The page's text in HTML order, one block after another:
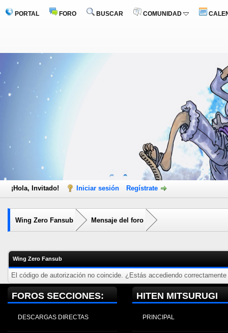
PORTAL FORO BUSCAR COMUNIDAD
¡Hola, Invitado! Iniciar sesión Regístrate
Wing Zero Fansub Mensaje del foro
Wing Zero Fansub
El código de autorización no coincide. ¿Estás accediendo
FOROS SECCIONES:
DESCARGAS DIRECTAS
HITEN MITSURUGI
PRINCIPAL